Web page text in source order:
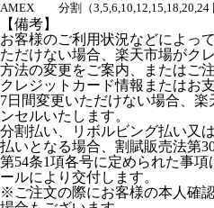
AMEX
分割（3,5,6,10,12,15,18,20,24
【備考】
お客様のご利用状況などによっ
ただけない場合、楽天市場がク
方法の変更をご案内、またはご
クレジットカード情報またはお
7日間変更いただけない場合、
ンセルいたします。
分割払い、リボルビング払い又
払いとなる場合、割賦販売法第
第54条1項各号に定められた事
ールにより交付します。
※ご注文の際にお客様の本人確